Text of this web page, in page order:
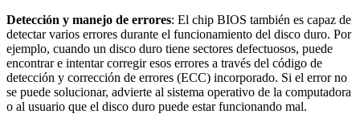
Detección y manejo de errores: El chip BIOS también es capaz de
detectar varios errores durante el funcionamiento del disco duro. Por
ejemplo, cuando un disco duro tiene sectores defectuosos, puede
encontrar e intentar corregir esos errores a través del código de
detección y corrección de errores (ECC) incorporado. Si el error no
se puede solucionar, advierte al sistema operativo de la computadora
o al usuario que el disco duro puede estar funcionando mal.